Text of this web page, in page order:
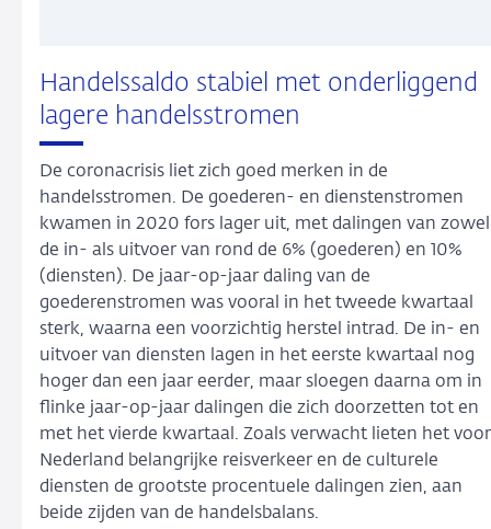
Handelssaldo stabiel met onderliggend
lagere handelsstromen
De coronacrisis liet zich goed merken in de
handelsstromen. De goederen- en dienstenstromen
kwamen in 2020 fors lager uit, met dalingen van zowel
de in- als uitvoer van rond de 6% (goederen) en 10%
(diensten). De jaar-op-jaar daling van de
goederenstromen was vooral in het tweede kwartaal
sterk, waarna een voorzichtig herstel intrad. De in- en
uitvoer van diensten lagen in het eerste kwartaal nog
hoger dan een jaar eerder, maar sloegen daarna om in
flinke jaar-op-jaar dalingen die zich doorzetten tot en
met het vierde kwartaal. Zoals verwacht lieten het voor
Nederland belangrijke reisverkeer en de culturele
diensten de grootste procentuele dalingen zien, aan
beide zijden van de handelsbalans.